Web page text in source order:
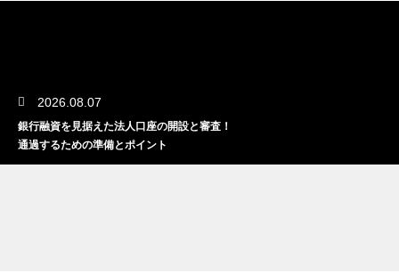
2026.08.07
銀行融資を見据えた法人口座の開設と審査！
通過するための準備とポイント